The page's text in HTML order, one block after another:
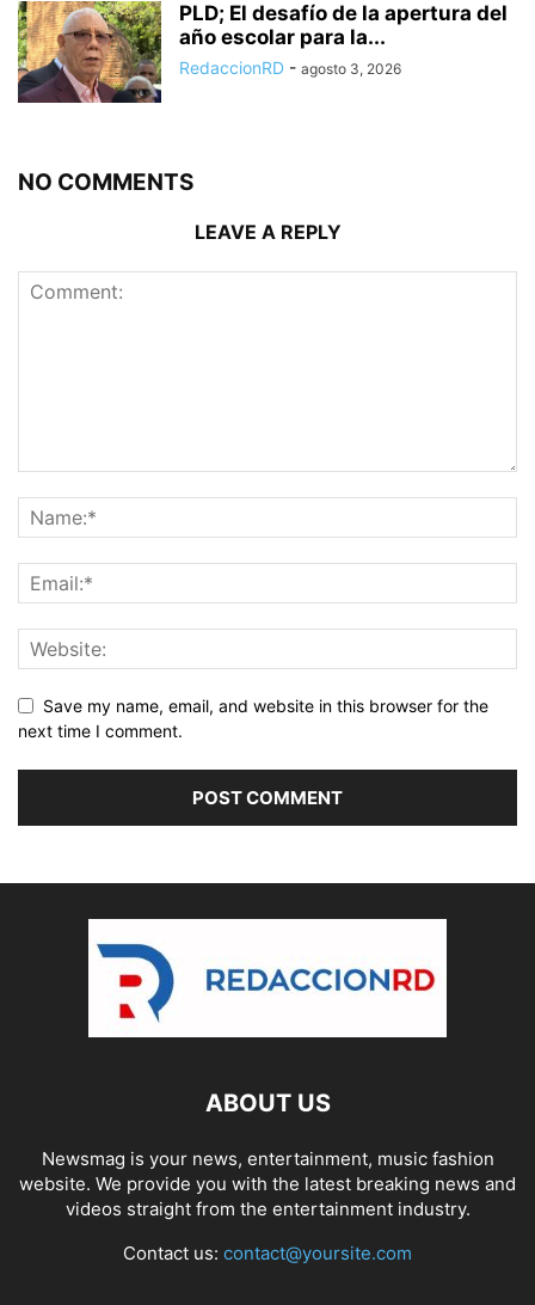
PLD; El desafío de la apertura del
año escolar para la...
RedaccionRD - agosto 3, 2026
NO COMMENTS
LEAVE A REPLY
Save my name, email, and website in this browser for the
next time I comment.
ABOUT US
Newsmag is your news, entertainment, music fashion
website. We provide you with the latest breaking news and
videos straight from the entertainment industry.
Contact us: contact@yoursite.com